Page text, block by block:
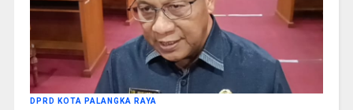
DPRD KOTA PALANGKA RAYA